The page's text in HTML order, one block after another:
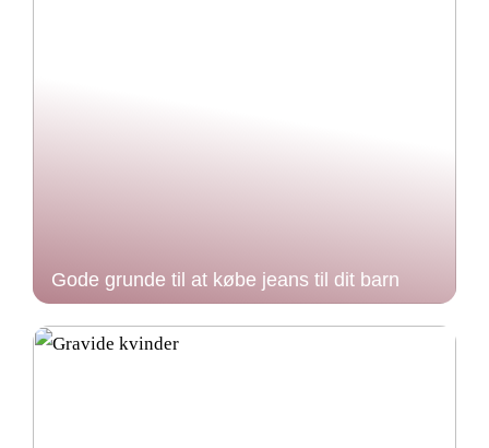
Gode grunde til at købe jeans til dit barn